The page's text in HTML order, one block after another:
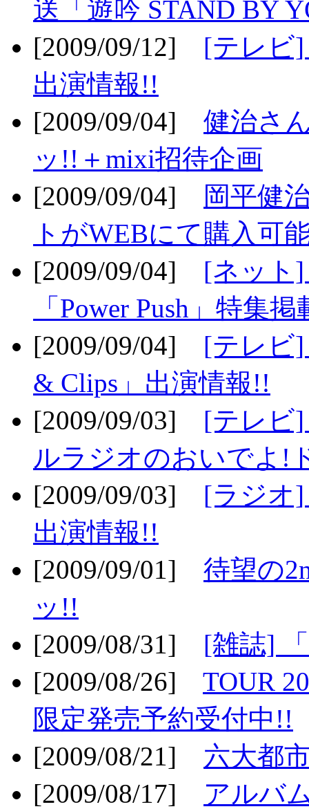
送「遊吟 STAND BY
[2009/09/12] [テレビ]
出演情報!!
[2009/09/04] 健治さ
ッ!!＋mixi招待企画
[2009/09/04]
岡平健
トがWEBにて購入可
[2009/09/04] [ネット]
「Power Push」特集
[2009/09/04] [テレビ]
& Clips」出演情報!!
[2009/09/03] [テレビ
ルラジオのおいでよ!
[2009/09/03] [ラジオ]
出演情報!!
[2009/09/01] 待望の
ッ!!
[2009/08/31] [雑誌]
[2009/08/26] TOUR
限定発売予約受付中!!
[2009/08/21] 六大都
[2009/08/17] アルバ